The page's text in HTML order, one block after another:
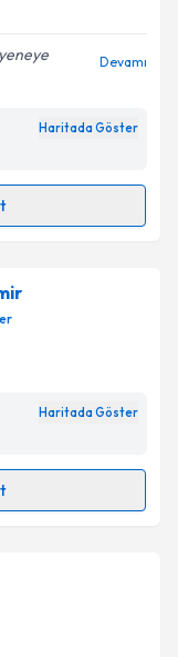
Devamı
Haritada Göster
talebi
almanız için bir
belirtilen
Haritada Göster
takvimi
almanız
ile